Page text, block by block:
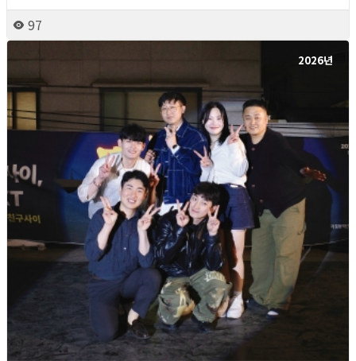
97
2026년